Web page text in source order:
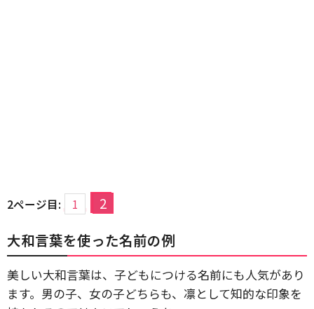
2ページ目: 1 2
大和言葉を使った名前の例
美しい大和言葉は、子どもにつける名前にも人気があり
ます。男の子、女の子どちらも、凛として知的な印象を